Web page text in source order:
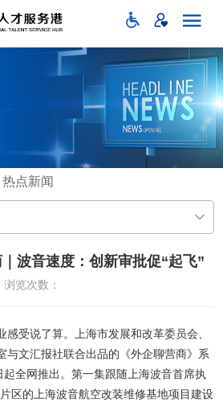
热点新闻
｜波音速度：创新审批促“起飞”
浏览次数：
感受说了算。上海市发展和改革委员会、
与文汇报社联合出品的《外企聊营商》系
全网推出。第一集跟随上海波音首席执
区的上海波音航空改装维修基地项目建设